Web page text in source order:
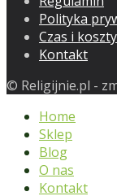
Polityka
Czas i
Kontakt
© Religijnie.pl -
Home
Sklep
Blog
O nas
Kontakt